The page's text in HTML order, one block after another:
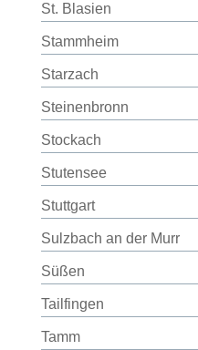
St. Blasien
Stammheim
Starzach
Steinenbronn
Stockach
Stutensee
Stuttgart
Sulzbach an der Murr
Süßen
Tailfingen
Tamm